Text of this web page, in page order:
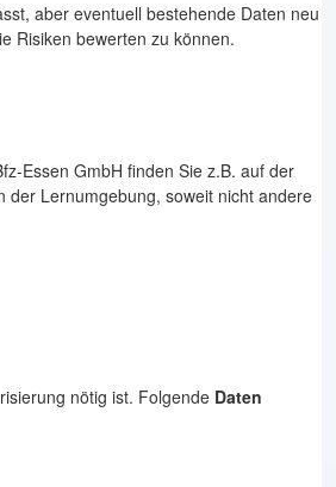
aber eventuell bestehende Daten neu
Risiken bewerten zu können.
Essen GmbH finden Sie z.B. auf der
der Lernumgebung, soweit nicht andere
nötig ist. Folgende Daten